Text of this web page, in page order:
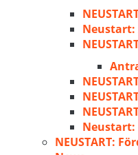
Neustart:
NEUSTART: